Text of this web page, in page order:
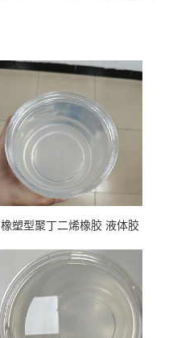
橡塑型聚丁二烯橡胶 液体胶
专用